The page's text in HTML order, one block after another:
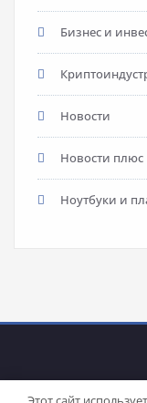
Бизнес и
Новости
Новости плюс
Ноутбуки и